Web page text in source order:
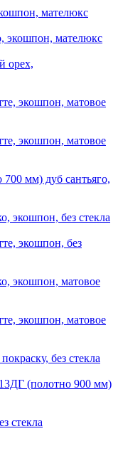
мателюкс
экошпон, мателюкс
орех,
экошпон, матовое
экошпон, матовое
мм) дуб сантьяго,
экошпон, без стекла
экошпон, без
экошпон, матовое
экошпон, матовое
без стекла
(полотно 900 мм)
стекла